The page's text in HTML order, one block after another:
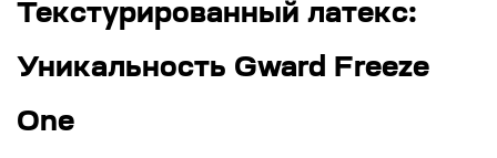
Текстурированный латекс:
Уникальность Gward Freeze
One